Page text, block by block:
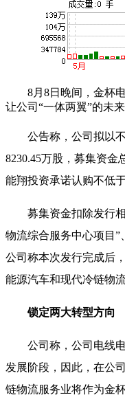
8月8日晚间，金杯
让公司“一体两翼”的未
公告称，公司拟以
8230.45万股，募集资金
能翔投资承诺认购不低
募集资金扣除发行
物流综合服务中心项目”
公司称本次发行完成后
能源汽车和现代冷链物
锁定两大转型方向
公司称，公司电线
发展阶段，因此，在公
链物流服务业将作为金